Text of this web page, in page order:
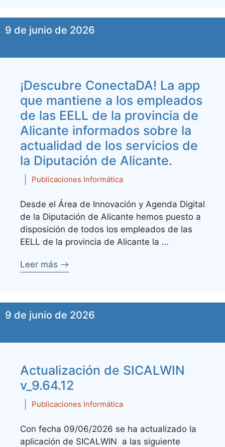
9 de junio de 2026
¡Descubre ConectaDA! La app
que mantiene a los empleados
de las EELL de la provincia de
Alicante informados sobre la
actualidad de los servicios de
la Diputación de Alicante.
Publicaciones Informática
Desde el Área de Innovación y Agenda Digital
de la Diputación de Alicante hemos puesto a
disposición de todos los empleados de las
EELL de la provincia de Alicante la …
Leer más
9 de junio de 2026
Actualización de SICALWIN
v_9.64.12
Publicaciones Informática
Con fecha 09/06/2026 se ha actualizado la
aplicación de SICALWIN a las siguiente